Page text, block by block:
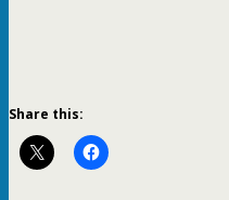
Share this: